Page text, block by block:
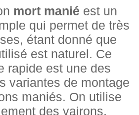
mort manié est un
qui permet de très
étant donné que
est naturel. Ce
rapide est une des
variantes de montage
maniés. On utilise
des vairons,